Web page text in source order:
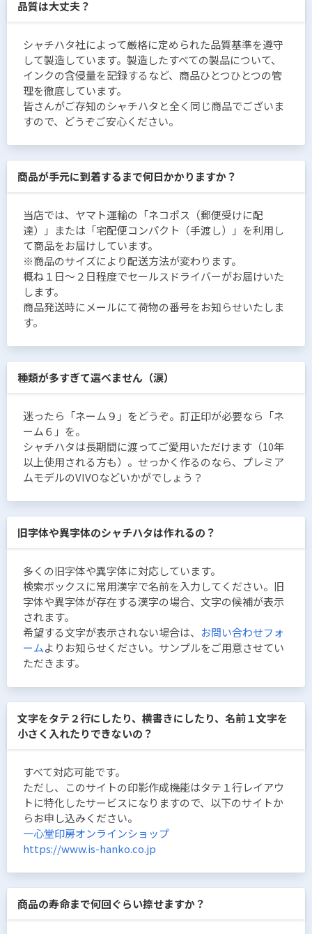
品質は大丈夫？
シャチハタ社によって厳格に定められた品質基準を遵守
して製造しています。製造したすべての製品について、
インクの含侵量を記録するなど、商品ひとつひとつの管
理を徹底しています。
皆さんがご存知のシャチハタと全く同じ商品でございま
すので、どうぞご安心ください。
商品が手元に到着するまで何日かかりますか？
当店では、ヤマト運輸の「ネコポス（郵便受けに配
達）」または「宅配便コンパクト（手渡し）」を利用し
て商品をお届けしています。
※商品のサイズにより配送方法が変わります。
概ね１日〜２日程度でセールスドライバーがお届けいた
します。
商品発送時にメールにて荷物の番号をお知らせいたしま
す。
種類が多すぎて選べません（涙）
迷ったら「ネーム９」をどうぞ。訂正印が必要なら「ネ
ーム６」を。
シャチハタは長期間に渡ってご愛用いただけます（10年
以上使用される方も）。せっかく作るのなら、プレミア
ムモデルのVIVOなどいかがでしょう？
旧字体や異字体のシャチハタは作れるの？
多くの旧字体や異字体に対応しています。
検索ボックスに常用漢字で名前を入力してください。旧
字体や異字体が存在する漢字の場合、文字の候補が表示
されます。
希望する文字が表示されない場合は、 お問い合わせフォ
ームよりお知らせください。サンプルをご用意させてい
ただきます。
文字をタテ２行にしたり、横書きにしたり、名前１文字を
小さく入れたりできないの？
すべて対応可能です。
ただし、このサイトの印影作成機能はタテ１行レイアウ
トに特化したサービスになりますので、以下のサイトか
らお申し込みください。
一心堂印房オンラインショップ
https://www.is-hanko.co.jp
商品の寿命まで何回ぐらい捺せますか？